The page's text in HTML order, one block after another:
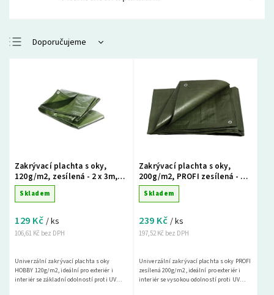
Doporučujeme
Nejprodávanější
Abecedně
Zakrývací plachta s oky,
120g/m2, zesílená - 2 x 3m,
zelená
Skladem
106,61 Kč bez DPH
129 Kč / ks
Univerzální zakrývací plachta s oky
HOBBY 120g/m2, ideální pro exteriér i
interiér se základní odolností proti UV
Zakrývací plachta s oky,
200g/m2, PROFI zesílená - 2 x
3m, zelená
Skladem
197,52 Kč bez DPH
239 Kč / ks
Univerzální zakrývací plachta s oky PROFI
zesílená 200g/m2, ideální pro exteriér i
interiér se vysokou odolností proti UV